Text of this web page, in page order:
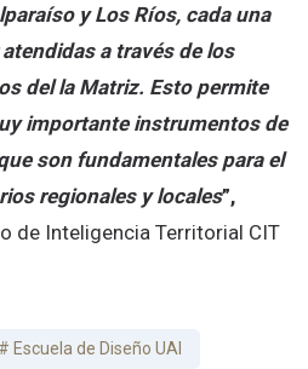
y Los Ríos, cada una
a través de los
del la Matriz. Esto permite
importante instrumentos de
son fundamentales para el
regionales y locales”,
de Inteligencia Territorial CIT
Escuela de Diseño UAI